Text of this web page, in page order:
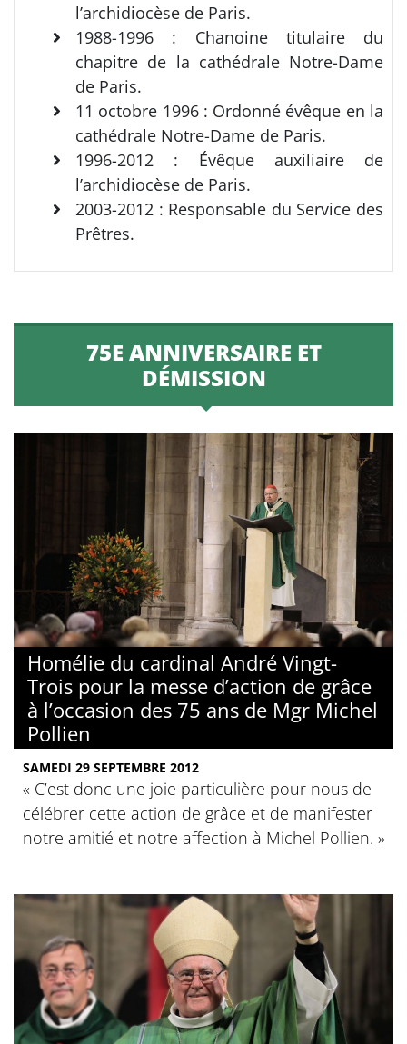
l’archidiocèse de Paris.
1988-1996 : Chanoine titulaire du
chapitre de la cathédrale Notre-Dame
de Paris.
11 octobre 1996 : Ordonné évêque en la
cathédrale Notre-Dame de Paris.
1996-2012 : Évêque auxiliaire de
l’archidiocèse de Paris.
2003-2012 : Responsable du Service des
Prêtres.
75E ANNIVERSAIRE ET
DÉMISSION
Homélie du cardinal André Vingt-
Trois pour la messe d’action de grâce
à l’occasion des 75 ans de Mgr Michel
Pollien
SAMEDI 29 SEPTEMBRE 2012
« C’est donc une joie particulière pour nous de
célébrer cette action de grâce et de manifester
notre amitié et notre affection à Michel Pollien. »